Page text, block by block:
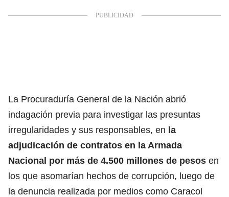
La Procuraduría General de la Nación abrió
indagación previa para investigar las presuntas
irregularidades y sus responsables, en la
adjudicación de contratos en la Armada
Nacional por más de 4.500 millones de pesos en
los que asomarían hechos de corrupción, luego de
la denuncia realizada por medios como Caracol